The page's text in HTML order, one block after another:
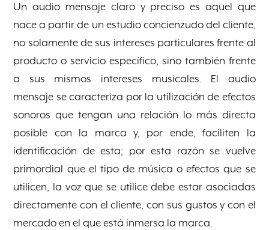
Un audio mensaje claro y preciso es aquel que
nace a partir de un estudio concienzudo del cliente,
no solamente de sus intereses particulares frente al
producto o servicio específico, sino también frente
a sus mismos intereses musicales. El audio
mensaje se caracteriza por la utilización de efectos
sonoros que tengan una relación lo más directa
posible con la marca y, por ende, faciliten la
identificación de esta; por esta razón se vuelve
primordial que el tipo de música o efectos que se
utilicen, la voz que se utilice debe estar asociadas
directamente con el cliente, con sus gustos y con el
mercado en el que está inmersa la marca.